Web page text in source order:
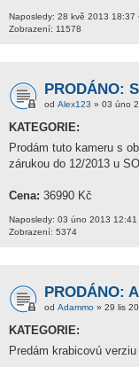
Naposledy: 28 kvě 2013 18:37
Zobrazení: 11578
PRODÁNO:
od Alex123 » 03 úno
KATEGORIE:
Prodám tuto kameru s
zárukou do 12/2013 u
Cena: 36990 Kč
Naposledy: 03 úno 2013 12:41
Zobrazení: 5374
PRODÁNO:
od Adammo » 29 lis
KATEGORIE:
Predám krabicovú